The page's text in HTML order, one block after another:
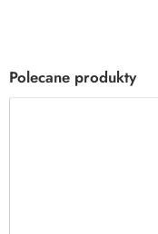
Polecane produkty